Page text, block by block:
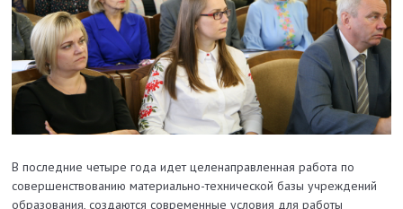
В последние четыре года идет целенаправленная работа по
совершенствованию материально-технической базы учреждений
образования, создаются современные условия для работы